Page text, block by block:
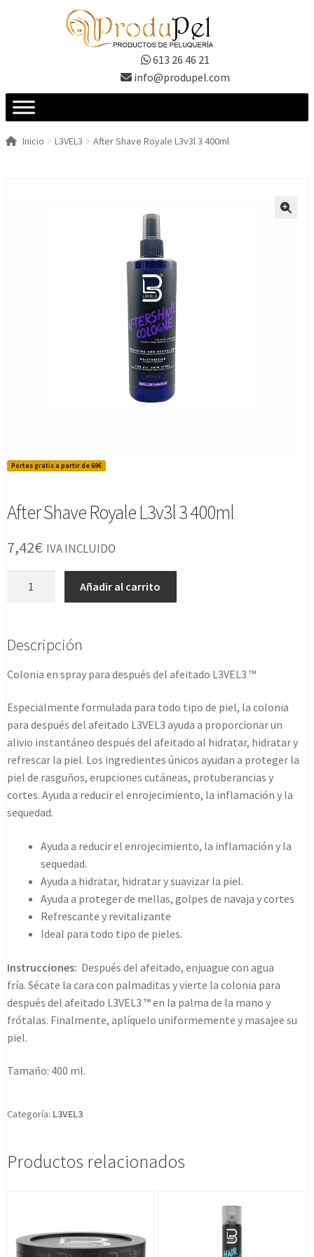
613 26 46 21
info@produpel.com
Inicio L3VEL3 After Shave Royale L3v3l 3 400ml
Portes gratis a partir de 69€
After Shave Royale L3v3l 3 400ml
7,42€ IVA INCLUIDO
3
Añadir al carrito
Descripción
Colonia en spray para después del afeitado L3VEL3 ™
Especialmente formulada para todo tipo de piel, la colonia
para después del afeitado L3VEL3 ayuda a proporcionar un
alivio instantáneo después del afeitado al hidratar, hidratar y
refrescar la piel. Los ingredientes únicos ayudan a proteger la
piel de rasguños, erupciones cutáneas, protuberancias y
cortes. Ayuda a reducir el enrojecimiento, la inflamación y la
sequedad.
Ayuda a reducir el enrojecimiento, la inflamación y la
sequedad.
Ayuda a hidratar, hidratar y suavizar la piel.
Ayuda a proteger de mellas, golpes de navaja y cortes
Refrescante y revitalizante
Ideal para todo tipo de pieles.
Instrucciones: Después del afeitado, enjuague con agua
fría. Sécate la cara con palmaditas y vierte la colonia para
después del afeitado L3VEL3 ™ en la palma de la mano y
frótalas. Finalmente, aplíquelo uniformemente y masajee su
piel.
Tamaño: 400 ml.
Categoría: L3VEL3
Productos relacionados